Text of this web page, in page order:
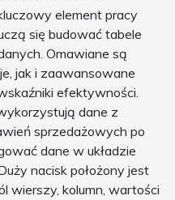
element pracy
się budować tabele
Omawiane są
jak i zaawansowane
efektywności.
dane z
sprzedażowych po
dane w układzie
nacisk położony jest
wierszy, kolumn, wartości